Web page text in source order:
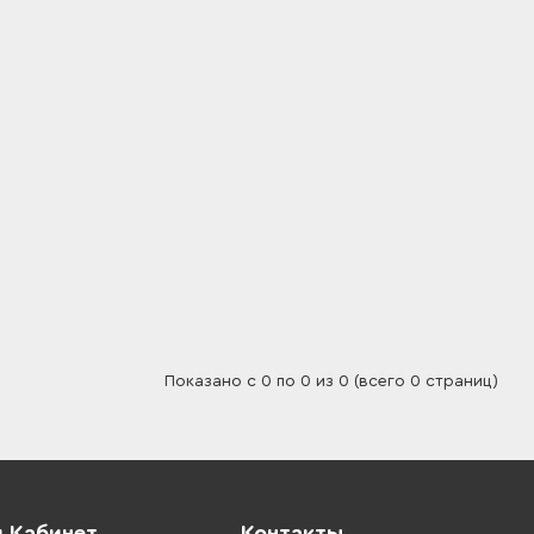
Показано с 0 по 0 из 0 (всего 0 страниц)